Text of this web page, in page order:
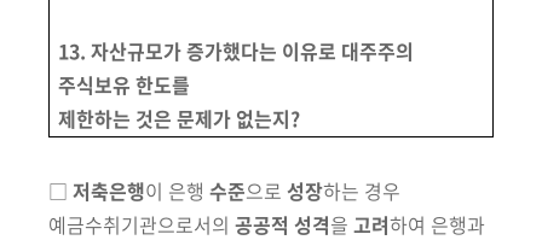
13. 자산규모가 증가했다는 이유로 대주주의
주식보유 한도를
제한하는 것은 문제가 없는지?
□ 저축은행이 은행 수준으로 성장하는 경우
예금수취기관으로서의 공공적 성격을 고려하여 은행과